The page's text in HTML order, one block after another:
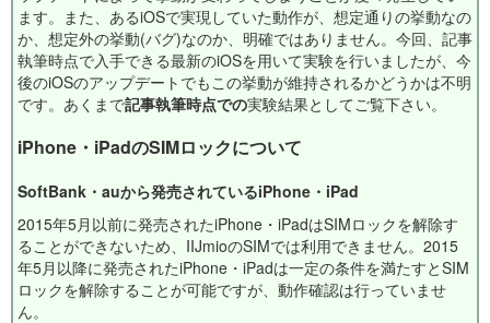
ます。また、あるiOSで実現していた動作が、想定通りの挙動なの
か、想定外の挙動(バグ)なのか、明確ではありません。今回、記事
執筆時点で入手できる最新のiOSを用いて実験を行いましたが、今
後のiOSのアップデートでもこの挙動が維持されるかどうかは不明
です。あくまで記事執筆時点での実験結果としてご覧下さい。
iPhone・iPadのSIMロックについて
SoftBank・auから発売されているiPhone・iPad
2015年5月以前に発売されたiPhone・iPadはSIMロックを解除す
ることができないため、IIJmioのSIMでは利用できません。2015
年5月以降に発売されたiPhone・iPadは一定の条件を満たすとSIM
ロックを解除することが可能ですが、動作確認は行っていませ
ん。